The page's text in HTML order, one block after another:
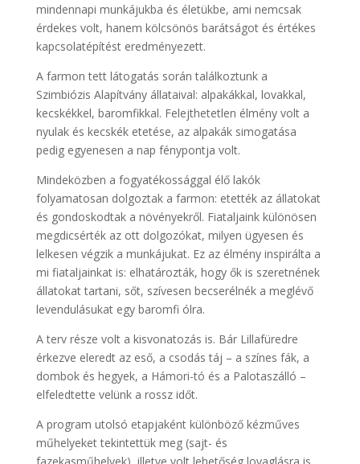
mindennapi munkájukba és életükbe, ami nemcsak
érdekes volt, hanem kölcsönös barátságot és értékes
kapcsolatépítést eredményezett.
A farmon tett látogatás során találkoztunk a
Szimbiózis Alapítvány állataival: alpakákkal, lovakkal,
kecskékkel, baromfikkal. Felejthetetlen élmény volt a
nyulak és kecskék etetése, az alpakák simogatása
pedig egyenesen a nap fénypontja volt.
Mindeközben a fogyatékossággal élő lakók
folyamatosan dolgoztak a farmon: etették az állatokat
és gondoskodtak a növényekről. Fiataljaink különösen
megdicsérték az ott dolgozókat, milyen ügyesen és
lelkesen végzik a munkájukat. Ez az élmény inspirálta a
mi fiataljainkat is: elhatározták, hogy ők is szeretnének
állatokat tartani, sőt, szívesen becserélnék a meglévő
levendulásukat egy baromfi ólra.
A terv része volt a kisvonatozás is. Bár Lillafüredre
érkezve eleredt az eső, a csodás táj – a színes fák, a
dombok és hegyek, a Hámori-tó és a Palotaszálló –
elfeledtette velünk a rossz időt.
A program utolsó etapjaként különböző kézműves
műhelyeket tekintettük meg (sajt- és